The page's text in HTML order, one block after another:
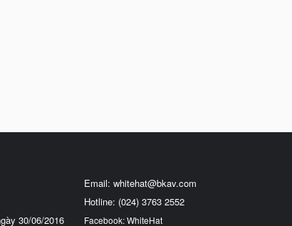
30/06/2016
Email: whitehat@bkav.com
Hotline: (024) 3763 2552
Facebook: WhiteHat